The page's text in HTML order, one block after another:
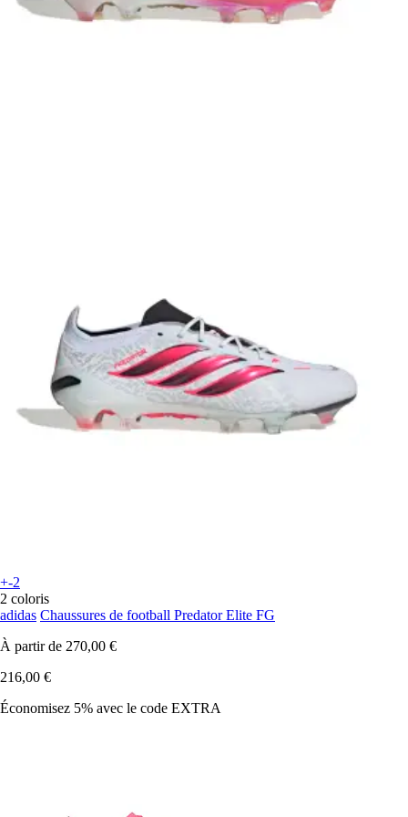
+-2
2 coloris
adidas Chaussures de football Predator Elite FG
À partir de 270,00 €
216,00 €
Économisez 5% avec le code EXTRA